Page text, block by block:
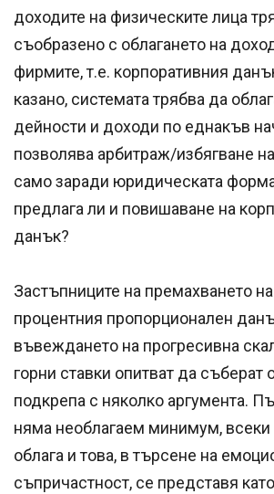
доходите на физическите лица
съобразено с облагането на
фирмите, т.е. корпоративния
казано, системата трябва да
дейности и доходи по еднакъв
позволява арбитраж/избягване
само заради юридическата
предлага ли и повишаване на
данък?
Застъпниците на премахването
процентния пропорционален
въвеждането на прогресивна
горни ставки опитват да съберат
подкрепа с няколко аргумента.
няма необлагаем минимум,
облага и това, в търсене на
съпричастност, се представя като